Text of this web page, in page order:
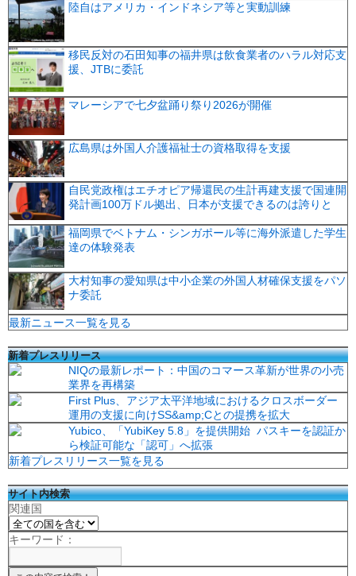
陸自はアメリカ・インドネシア等と実動訓練
移民反対の石田知事の福井県は飲食業者のハラル対応支
援、JTBに委託
マレーシアで七夕盆踊り祭り2026が開催
広島県は外国人介護福祉士の資格取得を支援
自民党政権はエチオピア帰還民の生計再建支援で国連開
発計画100万ドル拠出、日本が支援できるのは誇りと
福岡県でベトナム・シンガポール等に海外派遣した学生
達の体験発表
大村知事の愛知県は中小企業の外国人材確保支援をパソ
ナ委託
最新ニュース一覧を見る
新着プレスリリース
NIQの最新レポート：中国のコマース革新が世界の小売
業界を再構築
First Plus、アジア太平洋地域におけるクロスボーダー
運用の支援に向けSS&amp;Cとの提携を拡大
Yubico、「YubiKey 5.8」を提供開始 パスキーを認証か
ら検証可能な「認可」へ拡張
新着プレスリリース一覧を見る
サイト内検索
関連国
キーワード：